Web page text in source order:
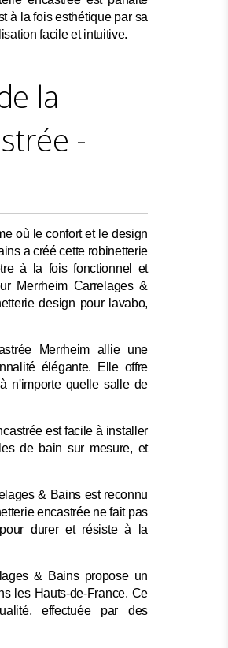
à la fois esthétique par sa
facile et intuitive.
la
-
où le confort et le design
a créé cette robinetterie
à la fois fonctionnel et
Merrheim Carrelages &
design pour lavabo,
Merrheim allie une
élégante. Elle offre
n'importe quelle salle de
est facile à installer
de bain sur mesure, et
& Bains est reconnu
encastrée ne fait pas
durer et résiste à la
& Bains propose un
les Hauts-de-France. Ce
effectuée par des